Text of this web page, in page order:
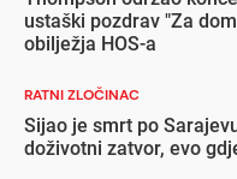
ustaški pozdrav "Za
obilježja HOS-a
RATNI ZLOČINAC
Sijao je smrt po
doživotni zatvor, evo